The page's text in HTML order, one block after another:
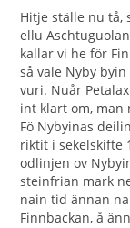
Hitje ställe nu tå,
ellu
kallar vi he för
så vale Nyby
vuri. Nuår
int klart om, man
Fö Nybyinas
riktit i sekelskifte
odlinjen ov
steinfrian mark
nain tid ännan
Finnbackan, å